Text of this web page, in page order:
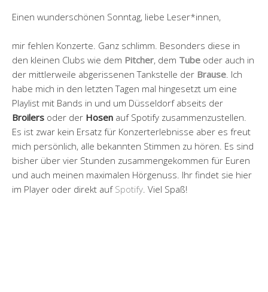
Einen wunderschönen Sonntag, liebe Leser*innen,
mir fehlen Konzerte. Ganz schlimm. Besonders diese in
den kleinen Clubs wie dem Pitcher, dem Tube oder auch in
der mittlerweile abgerissenen Tankstelle der Brause. Ich
habe mich in den letzten Tagen mal hingesetzt um eine
Playlist mit Bands in und um Düsseldorf abseits der
Broilers oder der Hosen auf Spotify zusammenzustellen.
Es ist zwar kein Ersatz für Konzerterlebnisse aber es freut
mich persönlich, alle bekannten Stimmen zu hören. Es sind
bisher über vier Stunden zusammengekommen für Euren
und auch meinen maximalen Hörgenuss. Ihr findet sie hier
im Player oder direkt auf Spotify. Viel Spaß!